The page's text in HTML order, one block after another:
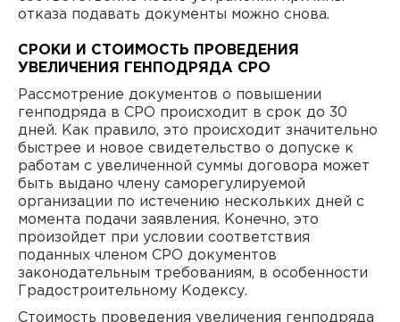
отказа подавать документы можно снова.
СРОКИ И СТОИМОСТЬ ПРОВЕДЕНИЯ
УВЕЛИЧЕНИЯ ГЕНПОДРЯДА СРО
Рассмотрение документов о повышении
генподряда в СРО происходит в срок до 30
дней. Как правило, это происходит значительно
быстрее и новое свидетельство о допуске к
работам с увеличенной суммы договора может
быть выдано члену саморегулируемой
организации по истечению нескольких дней с
момента подачи заявления. Конечно, это
произойдет при условии соответствия
поданных членом СРО документов
законодательным требованиям, в особенности
Градостроительному Кодексу.
Стоимость проведения увеличения генподряда